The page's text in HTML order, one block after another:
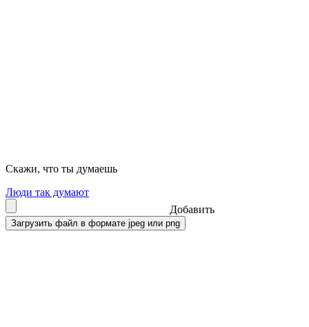
Скажи, что ты думаешь
Люди так думают
Добавить